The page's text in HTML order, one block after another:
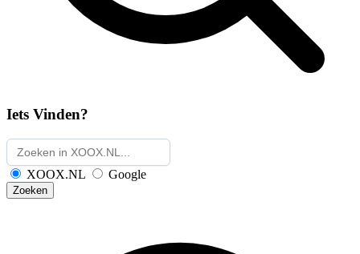
Iets Vinden?
XOOX.NL Google
Zoeken